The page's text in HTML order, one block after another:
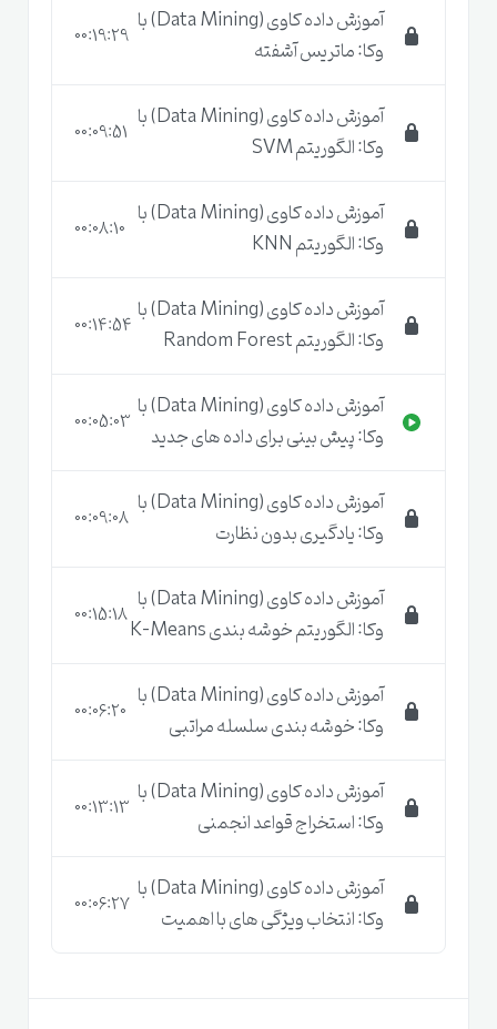
وجه تمایز دوره آموزشی داده
توسینسو در چیست؟
انتقال تجربیات چند ساله مدرس به زبان ساده
دانشجویان
مختلف یادگیری ماشین با مثال های کاربردی
روی مجموعه داده های واقعی
نظارت بر روی مجموعه داده های واقعی
تشریح عملی انواع روش های پیش پردازش بر روی
مجموعه داده
قیمت بسیار مناسب نسبت به بسیاری از دوره های
اهمیت آموزش داده کاوی
Data Mining
)و یادگیری
آموزش داده کاوی (Data Mining) با
وکا: ماتریس آشفته
00:19:29
آموزش داده کاوی (Data Mining) با
وکا: الگوریتم SVM
00:09:51
آموزش داده کاوی (Data Mining) با
وکا: الگوریتم KNN
00:08:10
آموزش داده کاوی (Data Mining) با
وکا: الگوریتم Random Forest
00:14:54
آموزش داده کاوی (Data Mining) با
وکا: پیش بینی برای داده های جدید
00:05:03
آموزش داده کاوی (Data Mining) با
وکا: یادگیری بدون نظارت
00:09:08
آموزش داده کاوی (Data Mining) با
وکا: الگوریتم خوشه بندی K-Means
00:15:18
آموزش داده کاوی (Data Mining) با
وکا: خوشه بندی سلسله مراتبی
00:06:20
آموزش داده کاوی (Data Mining) با
وکا: استخراج قواعد انجمنی
00:13:13
آموزش داده کاوی (Data Mining) با
وکا: انتخاب ویژگی های با اهمیت
00:06:27